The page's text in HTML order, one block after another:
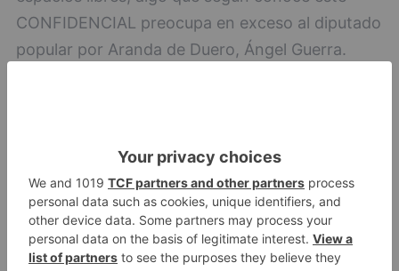
CONFIDENCIAL preocupa en exceso al diputado
popular por Aranda de Duero, Ángel Guerra.